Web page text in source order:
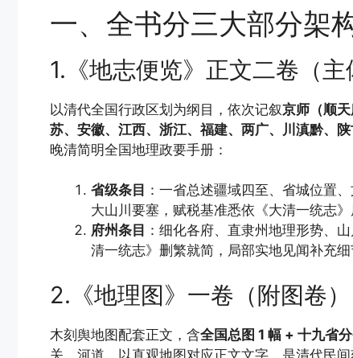
一、全书分三大部分架
1.《地志便览》正文二卷（主
以清代全国行政区划为纲目，依次记叙京师（顺
苏、安徽、江西、浙江、福建、两广、川滇黔、
晚清简明全国地理政要手册：
省级条目 ：一省总述疆域四至、省城位置
大山川要塞，赋税基准悉依《大清一统志
府州条目 ：细化各府、直隶州地理形势、
清一统志》删繁就简，局部实地见闻补充
2.《地理图》一卷（附图卷）
木刻舆地图配套正文，含全国总图 1 幅 + 十九省
关、河道，以直观地图对应正文文字，是清代民